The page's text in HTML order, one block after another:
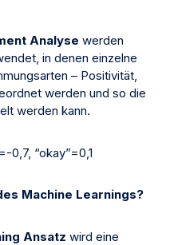
Analyse werden
in denen einzelne
– Positivität,
werden und so die
werden kann.
0,7, “okay”=0,1
Machine Learnings?
Ansatz wird eine